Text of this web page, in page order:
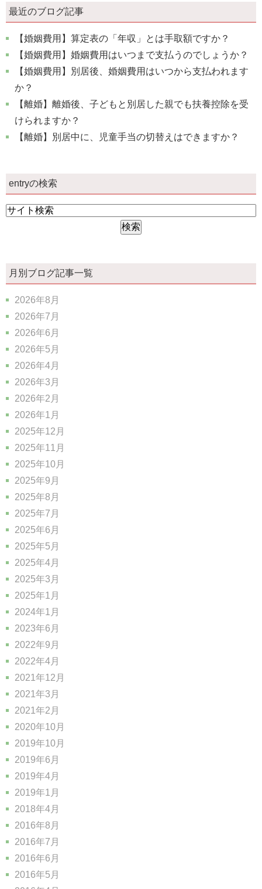
最近のブログ記事
【婚姻費用】算定表の「年収」とは手取額ですか？
【婚姻費用】婚姻費用はいつまで支払うのでしょうか？
【婚姻費用】別居後、婚姻費用はいつから支払われます
か？
【離婚】離婚後、子どもと別居した親でも扶養控除を受
けられますか？
【離婚】別居中に、児童手当の切替えはできますか？
entryの検索
月別ブログ記事一覧
2026年8月
2026年7月
2026年6月
2026年5月
2026年4月
2026年3月
2026年2月
2026年1月
2025年12月
2025年11月
2025年10月
2025年9月
2025年8月
2025年7月
2025年6月
2025年5月
2025年4月
2025年3月
2025年1月
2024年1月
2023年6月
2022年9月
2022年4月
2021年12月
2021年3月
2021年2月
2020年10月
2019年10月
2019年6月
2019年4月
2019年1月
2018年4月
2016年8月
2016年7月
2016年6月
2016年5月